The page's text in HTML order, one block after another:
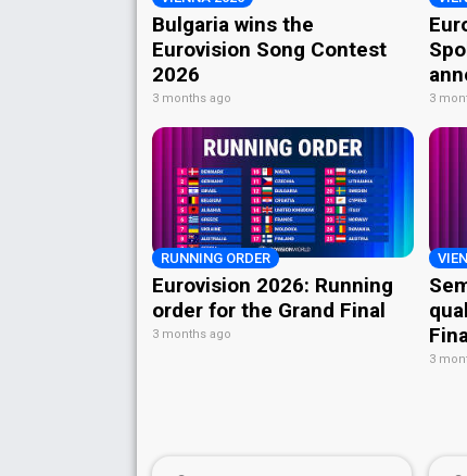
Bulgaria wins the
Eurovision Song Contest
2026
3 months ago 3
RUNNING ORDER
Eurovision 2026: Running
order for the Grand Final
3 months ago
3